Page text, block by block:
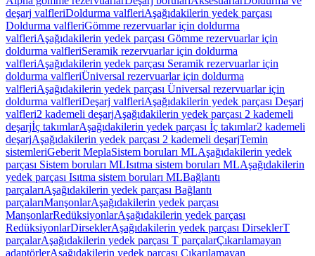
deşarj valfleriDoldurma valfleriAşağıdakilerin yedek parçası
Doldurma valfleriGömme rezervuarlar için doldurma
valfleriAşağıdakilerin yedek parçası Gömme rezervuarlar için
doldurma valfleriSeramik rezervuarlar için doldurma
valfleriAşağıdakilerin yedek parçası Seramik rezervuarlar için
doldurma valfleriÜniversal rezervuarlar için doldurma
valfleriAşağıdakilerin yedek parçası Üniversal rezervuarlar için
doldurma valfleriDeşarj valfleriAşağıdakilerin yedek parçası Deşarj
valfleri2 kademeli deşarjAşağıdakilerin yedek parçası 2 kademeli
deşarjİç takımlarAşağıdakilerin yedek parçası İç takımlar2 kademeli
deşarjAşağıdakilerin yedek parçası 2 kademeli deşarjTemin
sistemleriGeberit MeplaSistem boruları MLAşağıdakilerin yedek
parçası Sistem boruları MLIsıtma sistem boruları MLAşağıdakilerin
yedek parçası Isıtma sistem boruları MLBağlantı
parçalarıAşağıdakilerin yedek parçası Bağlantı
parçalarıManşonlarAşağıdakilerin yedek parçası
ManşonlarRedüksiyonlarAşağıdakilerin yedek parçası
RedüksiyonlarDirseklerAşağıdakilerin yedek parçası DirseklerT
parçalarAşağıdakilerin yedek parçası T parçalarÇıkarılamayan
adaptörlerAşağıdakilerin yedek parçası Çıkarılamayan